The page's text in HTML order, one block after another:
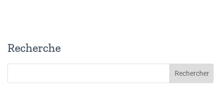
Recherche